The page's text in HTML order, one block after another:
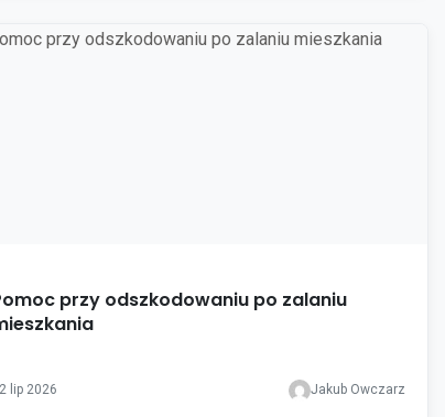
przy odszkodowaniu po zalaniu
lip 2026 Jakub Owczarz